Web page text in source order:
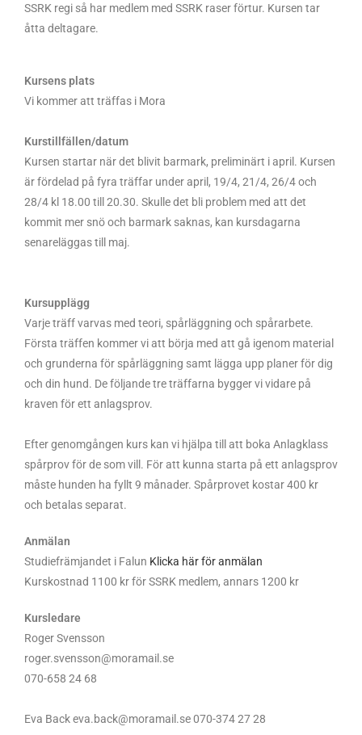
SSRK regi så har medlem med SSRK raser förtur. Kursen tar
åtta deltagare.
Kursens plats
Vi kommer att träffas i Mora
Kurstillfällen/datum
Kursen startar när det blivit barmark, preliminärt i april. Kursen
är fördelad på fyra träffar under april, 19/4, 21/4, 26/4 och
28/4 kl 18.00 till 20.30. Skulle det bli problem med att det
kommit mer snö och barmark saknas, kan kursdagarna
senareläggas till maj.
Kursupplägg
Varje träff varvas med teori, spårläggning och spårarbete.
Första träffen kommer vi att börja med att gå igenom material
och grunderna för spårläggning samt lägga upp planer för dig
och din hund. De följande tre träffarna bygger vi vidare på
kraven för ett anlagsprov.
Efter genomgången kurs kan vi hjälpa till att boka Anlagklass
spårprov för de som vill. För att kunna starta på ett anlagsprov
måste hunden ha fyllt 9 månader. Spårprovet kostar 400 kr
och betalas separat.
Anmälan
Studiefrämjandet i Falun Klicka här för anmälan
Kurskostnad 1100 kr för SSRK medlem, annars 1200 kr
Kursledare
Roger Svensson
roger.svensson@moramail.se
070-658 24 68
Eva Back eva.back@moramail.se 070-374 27 28